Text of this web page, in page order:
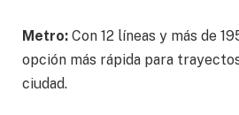
Metro: Con 12 líneas y más de
opción más rápida para
ciudad.